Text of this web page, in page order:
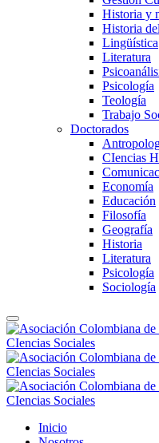
Historia y
Historia
Lingüística
Literatura
Psicología
Teología
Trabajo
Doctorados
CIencias
Economía
Educación
Filosofía
Geografía
Historia
Literatura
Psicología
Sociología
Inicio